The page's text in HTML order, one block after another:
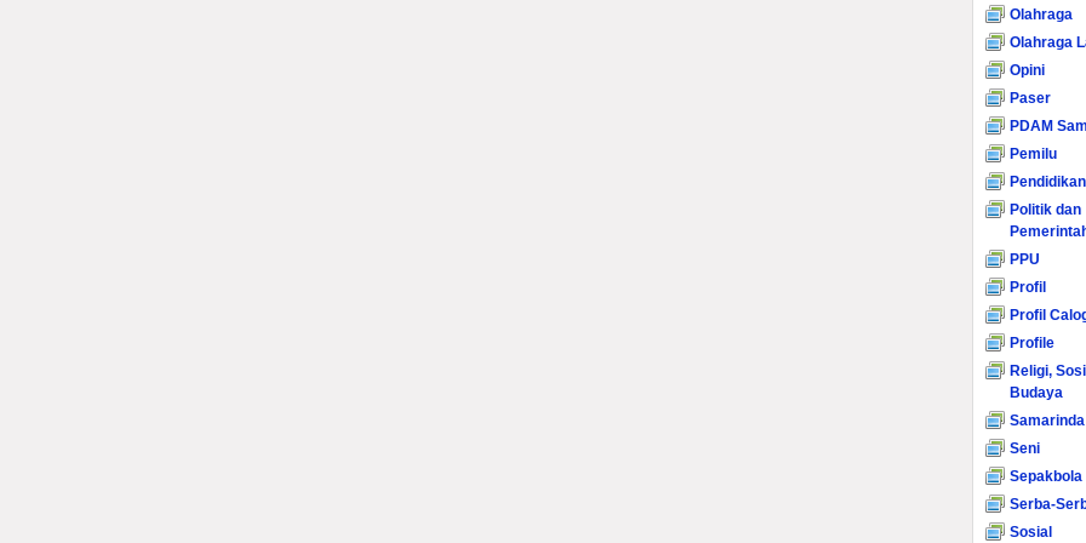
Olahraga
Olahraga
Opini
Paser
PDAM
Pemilu
Pendidikan
Politik dan
PPU
Profil
Profil
Profile
Religi,
Budaya
Samarinda
Seni
Sepakbola
Serba-
Sosial